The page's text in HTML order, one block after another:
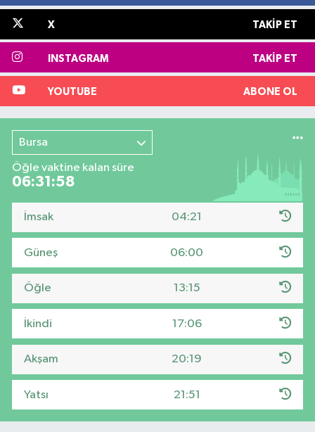
X TAKIP ET
INSTAGRAM TAKIP ET
YOUTUBE ABONE OL
Bursa
Öğle vaktine kalan süre
06:31:57
İmsak 04:21
Güneş 06:00
Öğle 13:15
İkindi 17:06
Akşam 20:19
Yatsı 21:51